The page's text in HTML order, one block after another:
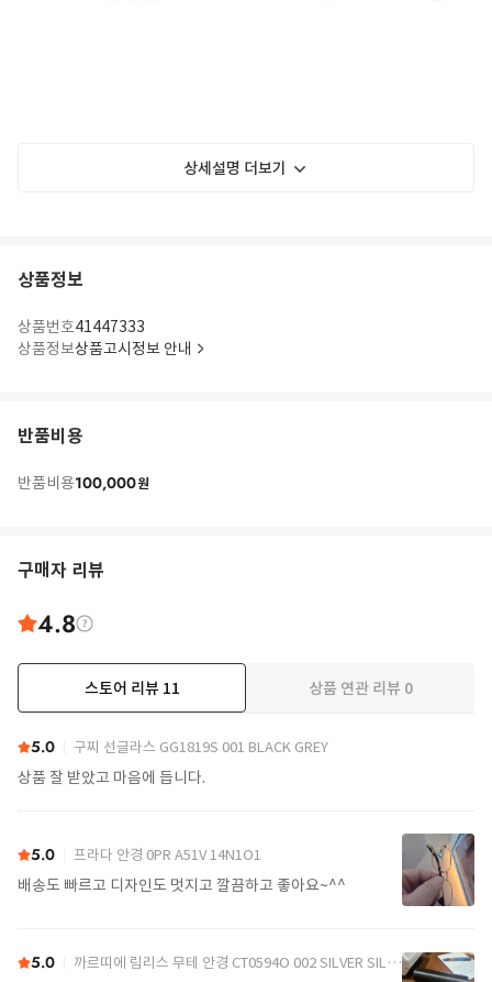
상세설명 더보기
상품정보
상품번호41447333
상품정보상품고시정보 안내
반품비용
반품비용100,000원
구매자 리뷰
4.8
스토어 리뷰 11 상품 연관 리뷰 0
5.0 구찌 선글라스 GG1819S 001 BLACK GREY
상품 잘 받았고 마음에 듭니다.
5.0 프라다 안경 0PR A51V 14N1O1
배송도 빠르고 디자인도 멋지고 깔끔하고 좋아요~^^
5.0 까르띠에 림리스 무테 안경 CT0594O 002 SILVER SILVER TRANSPARENT